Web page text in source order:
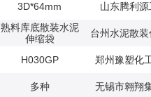
3D*64mm 山东腾利
熟料库底散装水泥
伸缩袋
台州水泥散
H030GP 郑州豫塑化
多种 无锡市翱翔